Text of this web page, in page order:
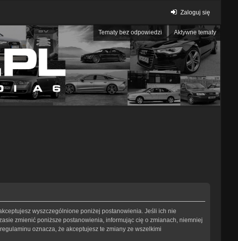
Zaloguj się
Tematy bez odpowiedzi Aktywne tematy
akceptujesz wyszczególnione poniżej postanowienia. Jeśli ich nie
zmienić poniższe postanowienia, informując cię o zmianach, niemniej
oznacza, że akceptujesz te zmiany ze wszelkimi